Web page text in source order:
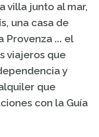
villa junto al mar,
una casa de
Provenza ... el
viajeros que
y
que
con la Guía